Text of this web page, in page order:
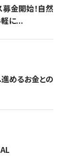
金開始！自然
に...
めるお金との